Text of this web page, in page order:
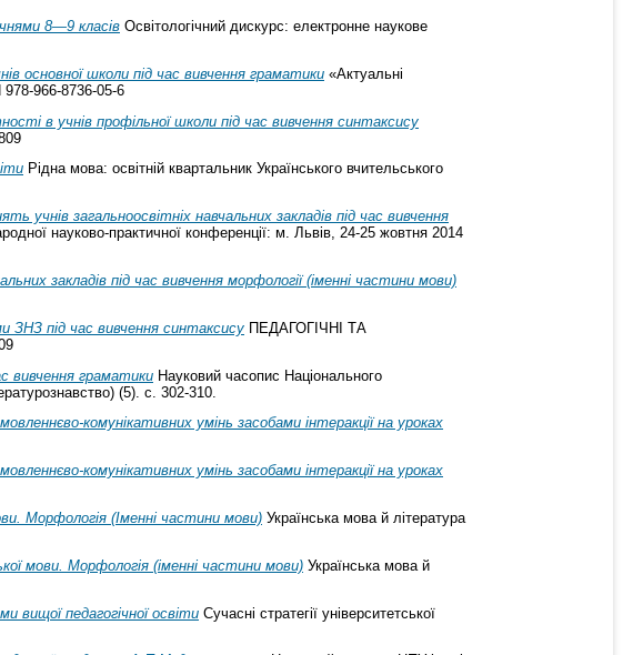
8―9 класів Освітологічний дискурс: електронне наукове
основної школи під час вивчення граматики «Актуальні
966-8736-05-6
в учнів профільної школи під час вивчення синтаксису
Рідна мова: освітній квартальник Українського вчительського
учнів загальноосвітніх навчальних закладів під час вивчення
науково-практичної конференції: м. Львів, 24-25 жовтня 2014
закладів під час вивчення морфології (іменні частини мови)
ЗНЗ під час вивчення синтаксису ПЕДАГОГІЧНІ ТА
вивчення граматики Науковий часопис Національного
(5). с. 302-310.
комунікативних умінь засобами інтеракції на уроках
комунікативних умінь засобами інтеракції на уроках
Морфологія (Іменні частини мови) Українська мова й література
мови. Морфологія (іменні частини мови) Українська мова й
вищої педагогічної освіти Сучасні стратегії університетської